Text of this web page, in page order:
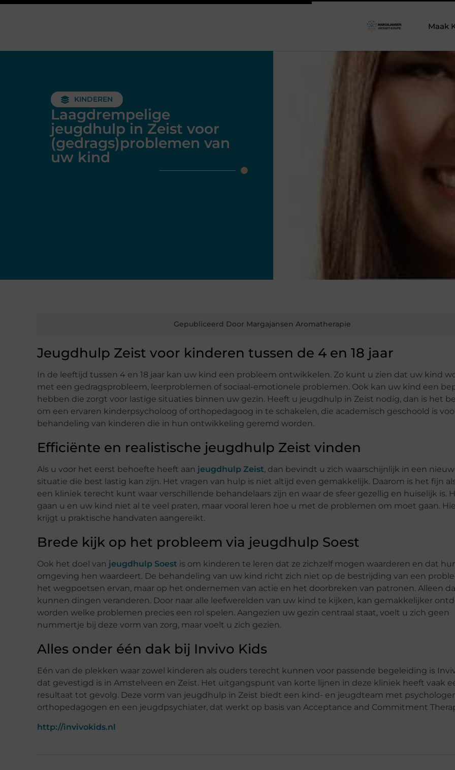
Maak
KINDEREN
Laagdrempelige
jeugdhulp in Zeist voor
(gedrags)problemen van
uw kind
Gepubliceerd Door Margajansen Aromatherapie
Jeugdhulp Zeist voor kinderen tussen de 4 en 18 jaar
In de leeftijd tussen 4 en 18 jaar kan uw kind een probleem ontwikkelen. Zo kunt u zien dat uw kind
met een gedragsprobleem, leerproblemen of sociaal-emotionele problemen. Ook kan uw kind een
hebben die zorgt voor lastige situaties binnen uw gezin. Heeft u jeugdhulp in Zeist nodig, dan is het
om een ervaren kinderpsycholoog of orthopedagoog in te schakelen, die academisch geschoold is
behandeling van kinderen die in hun ontwikkeling geremd worden.
Efficiënte en realistische jeugdhulp Zeist vinden
Als u voor het eerst behoefte heeft aan jeugdhulp Zeist, dan bevindt u zich waarschijnlijk in een
situatie die best lastig kan zijn. Het vragen van hulp is niet altijd even gemakkelijk. Daarom is het fijn
een kliniek terecht kunt waar verschillende behandelaars zijn en waar de sfeer gezellig en huiselijk is.
gaan u en uw kind niet al te veel praten, maar vooral leren hoe u met de problemen om moet gaan.
krijgt u praktische handvaten aangereikt.
Brede kijk op het probleem via jeugdhulp Soest
Ook het doel van jeugdhulp Soest is om kinderen te leren dat ze zichzelf mogen waarderen en dat
omgeving hen waardeert. De behandeling van uw kind richt zich niet op de bestrijding van een
het wegpoetsen ervan, maar op het ondernemen van actie en het doorbreken van patronen. Alleen
kunnen dingen veranderen. Door naar alle leefwerelden van uw kind te kijken, kan gemakkelijker
worden welke problemen precies een rol spelen. Aangezien uw gezin centraal staat, voelt u zich geen
nummertje bij deze vorm van zorg, maar voelt u zich gezien.
Alles onder één dak bij Invivo Kids
Eén van de plekken waar zowel kinderen als ouders terecht kunnen voor passende begeleiding is
dat gevestigd is in Amstelveen en Zeist. Het uitgangspunt van korte lijnen in deze kliniek heeft vaak
resultaat tot gevolg. Deze vorm van jeugdhulp in Zeist biedt een kind- en jeugdteam met
orthopedagogen en een jeugdpsychiater, dat werkt op basis van Acceptance and Commitment
http://invivokids.nl